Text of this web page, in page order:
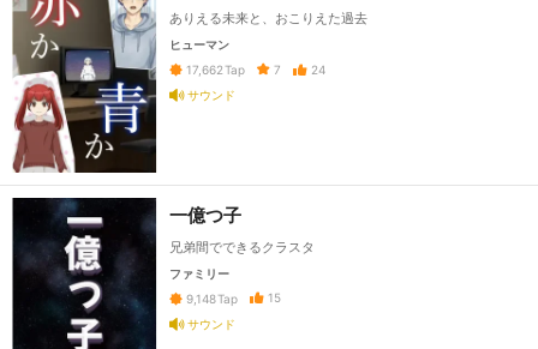
ありえる未来と、おこりえた過去
ヒューマン
17,662Tap 7
24
サウンド
一億つ子
兄弟間でできるクラスタ
ファミリー
9,148Tap
15
サウンド